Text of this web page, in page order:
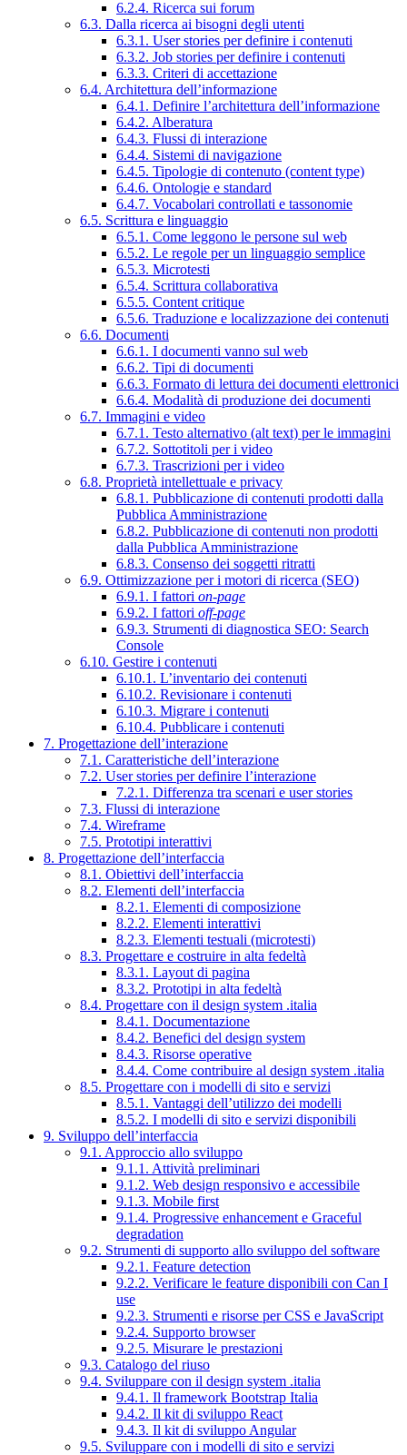
6.2.4. Ricerca sui forum
6.3. Dalla ricerca ai bisogni degli utenti
6.3.1. User stories per definire i contenuti
6.3.2. Job stories per definire i contenuti
6.3.3. Criteri di accettazione
6.4. Architettura dell’informazione
6.4.1. Definire l’architettura dell’informazione
6.4.2. Alberatura
6.4.3. Flussi di interazione
6.4.4. Sistemi di navigazione
6.4.5. Tipologie di contenuto (content type)
6.4.6. Ontologie e standard
6.4.7. Vocabolari controllati e tassonomie
6.5. Scrittura e linguaggio
6.5.1. Come leggono le persone sul web
6.5.2. Le regole per un linguaggio semplice
6.5.3. Microtesti
6.5.4. Scrittura collaborativa
6.5.5. Content critique
6.5.6. Traduzione e localizzazione dei contenuti
6.6. Documenti
6.6.1. I documenti vanno sul web
6.6.2. Tipi di documenti
6.6.3. Formato di lettura dei documenti elettronici
6.6.4. Modalità di produzione dei documenti
6.7. Immagini e video
6.7.1. Testo alternativo (alt text) per le immagini
6.7.2. Sottotitoli per i video
6.7.3. Trascrizioni per i video
6.8. Proprietà intellettuale e privacy
6.8.1. Pubblicazione di contenuti prodotti dalla
Pubblica Amministrazione
6.8.2. Pubblicazione di contenuti non prodotti
dalla Pubblica Amministrazione
6.8.3. Consenso dei soggetti ritratti
6.9. Ottimizzazione per i motori di ricerca (SEO)
6.9.1. I fattori on-page
6.9.2. I fattori off-page
6.9.3. Strumenti di diagnostica SEO: Search
Console
6.10. Gestire i contenuti
6.10.1. L’inventario dei contenuti
6.10.2. Revisionare i contenuti
6.10.3. Migrare i contenuti
6.10.4. Pubblicare i contenuti
7. Progettazione dell’interazione
7.1. Caratteristiche dell’interazione
7.2. User stories per definire l’interazione
7.2.1. Differenza tra scenari e user stories
7.3. Flussi di interazione
7.4. Wireframe
7.5. Prototipi interattivi
8. Progettazione dell’interfaccia
8.1. Obiettivi dell’interfaccia
8.2. Elementi dell’interfaccia
8.2.1. Elementi di composizione
8.2.2. Elementi interattivi
8.2.3. Elementi testuali (microtesti)
8.3. Progettare e costruire in alta fedeltà
8.3.1. Layout di pagina
8.3.2. Prototipi in alta fedeltà
8.4. Progettare con il design system .italia
8.4.1. Documentazione
8.4.2. Benefici del design system
8.4.3. Risorse operative
8.4.4. Come contribuire al design system .italia
8.5. Progettare con i modelli di sito e servizi
8.5.1. Vantaggi dell’utilizzo dei modelli
8.5.2. I modelli di sito e servizi disponibili
9. Sviluppo dell’interfaccia
9.1. Approccio allo sviluppo
9.1.1. Attività preliminari
9.1.2. Web design responsivo e accessibile
9.1.3. Mobile first
9.1.4. Progressive enhancement e Graceful
degradation
9.2. Strumenti di supporto allo sviluppo del software
9.2.1. Feature detection
9.2.2. Verificare le feature disponibili con Can I
use
9.2.3. Strumenti e risorse per CSS e JavaScript
9.2.4. Supporto browser
9.2.5. Misurare le prestazioni
9.3. Catalogo del riuso
9.4. Sviluppare con il design system .italia
9.4.1. Il framework Bootstrap Italia
9.4.2. Il kit di sviluppo React
9.4.3. Il kit di sviluppo Angular
9.5. Sviluppare con i modelli di sito e servizi